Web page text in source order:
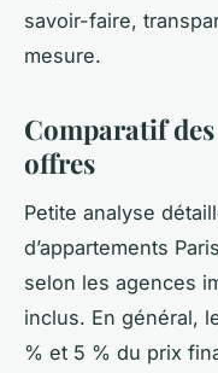
savoir-faire,
mesure.
Comparatif
offres
Petite analyse
d’appartements
selon les agences
inclus. En général,
% et 5 % du prix